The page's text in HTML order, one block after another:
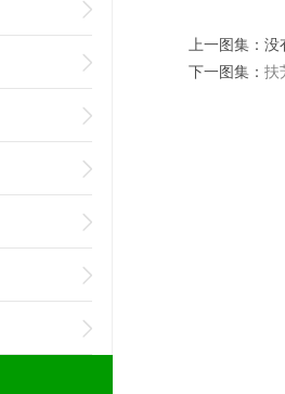
上一图集：没
下一图集： 扶